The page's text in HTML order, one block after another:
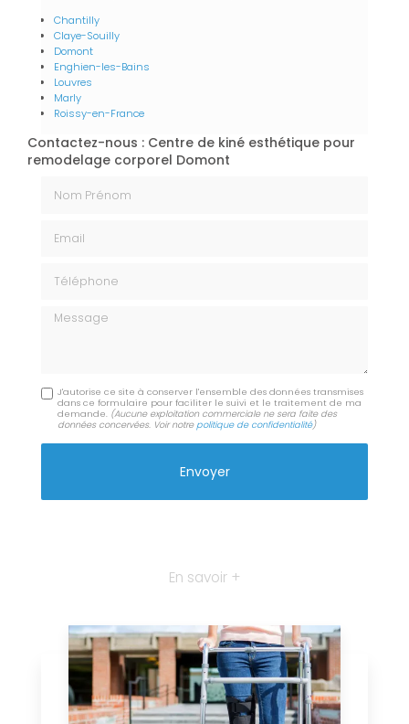
Chantilly
Claye-Souilly
Domont
Enghien-les-Bains
Louvres
Marly
Roissy-en-France
Contactez-nous : Centre de kiné esthétique pour
remodelage corporel Domont
Message
J'autorise ce site à conserver l'ensemble des données transmises
dans ce formulaire pour faciliter le suivi et le traitement de ma
demande. (Aucune exploitation commerciale ne sera faite des
données concervées. Voir notrepolitique de confidentialité)
En savoir +